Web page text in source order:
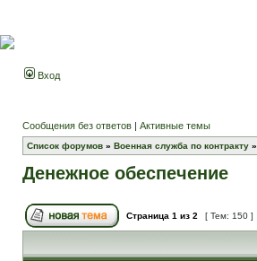
Вход
Сообщения без ответов | Активные темы
Список форумов » Военная служба по контракту »
Денежное обеспечение
Страница 1 из 2 [ Тем: 150 ]